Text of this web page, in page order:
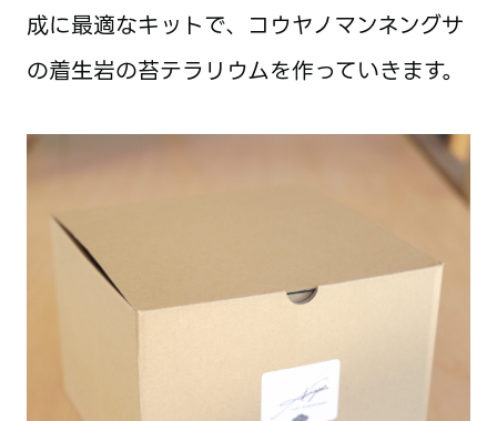
成に最適なキットで、コウヤノマンネングサ
の着生岩の苔テラリウムを作っていきます。